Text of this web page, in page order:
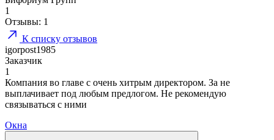
1
Отзывы: 1
К списку отзывов
igorpost1985
Заказчик
1
Компания во главе с очень хитрым директором. За не
выплачивает под любым предлогом. Не рекомендую
связываться с ними
Окна